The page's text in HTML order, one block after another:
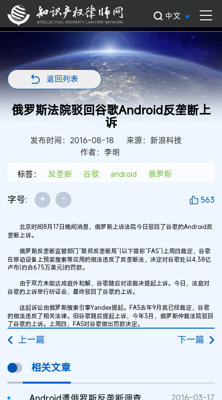
中文
返回列表
俄罗斯法院驳回谷歌Android反垄断上
诉
发布时间：2016-08-18
来源：新浪科技
作者：李明
标签：
反垄断 谷歌 android 俄罗斯
字号: + - 563
北京时间8月17日晚间消息，俄罗斯上诉法院今日驳回了谷歌的Android反
垄断上诉。
俄罗斯反垄断监管部门“联邦反垄断局”(以下简称“FAS”)上周四裁定，谷歌
在移动设备上预装搜索等应用的做法违反了反垄断法，决定对谷歌处以4.38亿
卢布(约合675万美元)的罚款。
由于双方未能达成庭外和解，谷歌随后对该裁决提起上诉。今日，法庭对
谷歌的上诉举行听证会，最终驳回了谷歌的上诉。
这起诉讼由俄罗斯搜索引擎Yandex提起。FAS去年9月就已经裁定，谷歌
的做法违反了相关法律。但谷歌随后提起上诉，今年3月，俄罗斯仲裁法院驳回
了谷歌的上诉。上周四，FAS对谷歌做出罚款决定。
上一篇 下一篇
相关文章
2016-03-17